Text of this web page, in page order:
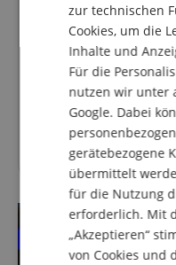
23
Pronomic Trendline
Instrumentenkabel 6m
schwarz
zur technischen
Cookies, um die
Inhalte und
Für die
nutzen wir unter
Google. Dabei
gerätebezogene
übermittelt
für die Nutzung
erforderlich. Mit
„Akzeptieren“
von Cookies und